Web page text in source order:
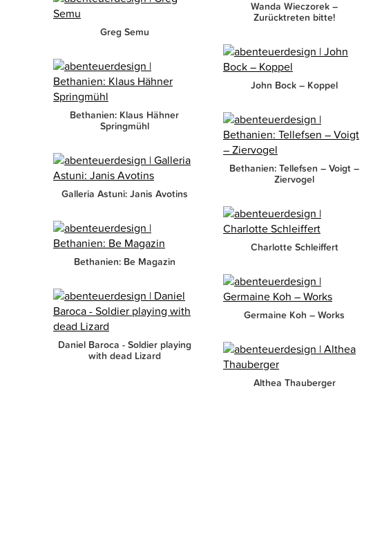
Wanda Wieczorek –
Zurücktreten bitte!
Greg Semu
John Bock – Koppel
Bethanien: Klaus Hähner
Springmühl
Bethanien: Tellefsen – Voigt –
Ziervogel
Galleria Astuni: Janis Avotins
Charlotte Schleiffert
Bethanien: Be Magazin
Germaine Koh – Works
Daniel Baroca - Soldier playing
with dead Lizard
Althea Thauberger